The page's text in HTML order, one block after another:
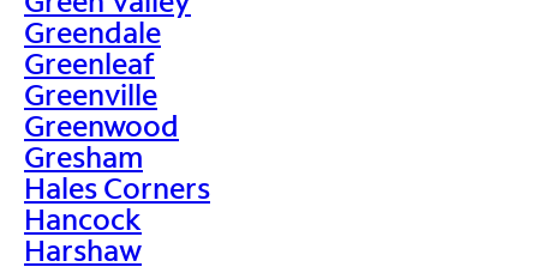
Greendale
Greenleaf
Greenville
Greenwood
Gresham
Hales Corners
Hancock
Harshaw